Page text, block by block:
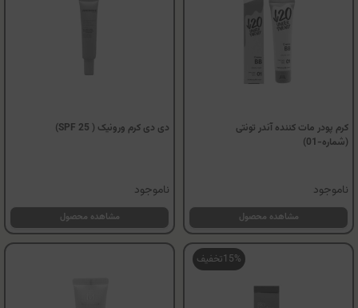
کرم پودر مات کننده آندر تونتی
(شماره-01)
ناموجود
مشاهده محصول
دی دی کرم ورونیک ( SPF 25)
ناموجود
مشاهده محصول
15%تخفیف